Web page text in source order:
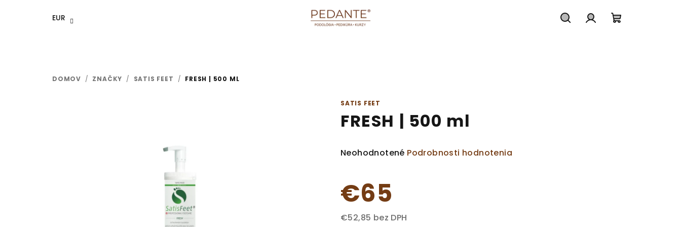
EUR
DOMOV / ZNAČKY / SATIS FEET / FRESH | 500 ML
SATIS FEET
FRESH | 500 ml
Priemerné
je
0,0
z
Neohodnotené Podrobnosti hodnotenia
€65
€52,85 bez DPH